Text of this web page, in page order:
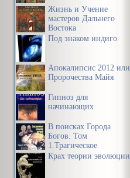
Жизнь и Учение
мастеров Дальнего
Востока
Под знаком индиго
Апокалипсис 2012 или
Пророчества Майя
Гипноз для
начинающих
В поисках Города
Богов. Том
1.Трагическое
послание древних.
Крах теории эволюции